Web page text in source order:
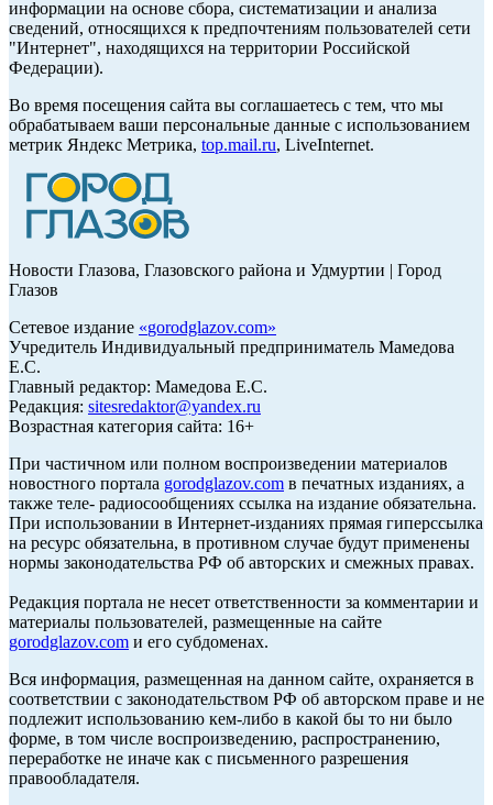
информации на основе сбора, систематизации и анализа
сведений, относящихся к предпочтениям пользователей сети
"Интернет", находящихся на территории Российской
Федерации).
Во время посещения сайта вы соглашаетесь с тем, что мы
обрабатываем ваши персональные данные с использованием
метрик Яндекс Метрика, top.mail.ru, LiveInternet.
Новости Глазова, Глазовского района и Удмуртии | Город
Глазов
Сетевое издание «gorodglazov.com»
Учредитель Индивидуальный предприниматель Мамедова
Е.С.
Главный редактор: Мамедова Е.С.
Редакция: sitesredaktor@yandex.ru
Возрастная категория сайта: 16+
При частичном или полном воспроизведении материалов
новостного портала gorodglazov.com в печатных изданиях, а
также теле- радиосообщениях ссылка на издание обязательна.
При использовании в Интернет-изданиях прямая гиперссылка
на ресурс обязательна, в противном случае будут применены
нормы законодательства РФ об авторских и смежных правах.
Редакция портала не несет ответственности за комментарии и
материалы пользователей, размещенные на сайте
gorodglazov.com и его субдоменах.
Вся информация, размещенная на данном сайте, охраняется в
соответствии с законодательством РФ об авторском праве и не
подлежит использованию кем-либо в какой бы то ни было
форме, в том числе воспроизведению, распространению,
переработке не иначе как с письменного разрешения
правообладателя.